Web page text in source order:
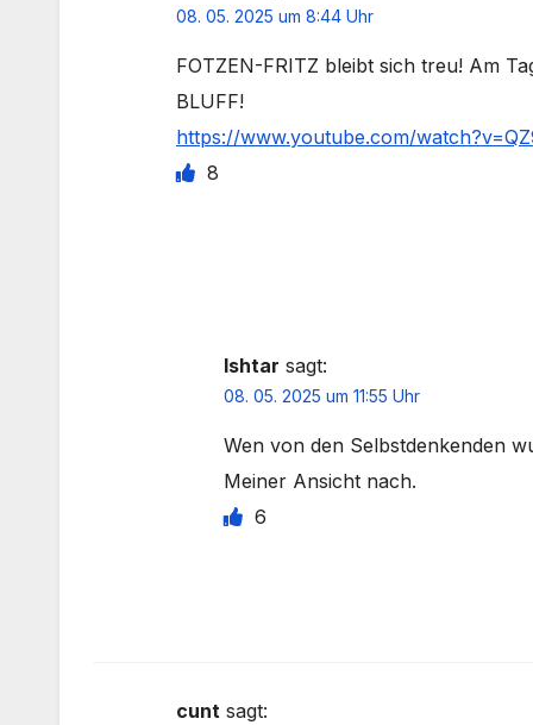
08. 05. 2025 um 8:44 Uhr
FOTZEN-FRITZ bleibt sich treu! Am
BLUFF!
https://www.youtube.com/
8
Ishtar sagt:
08. 05. 2025 um 11:55 Uhr
Wen von den Selbstdenkenden
Meiner Ansicht nach.
6
cunt sagt: